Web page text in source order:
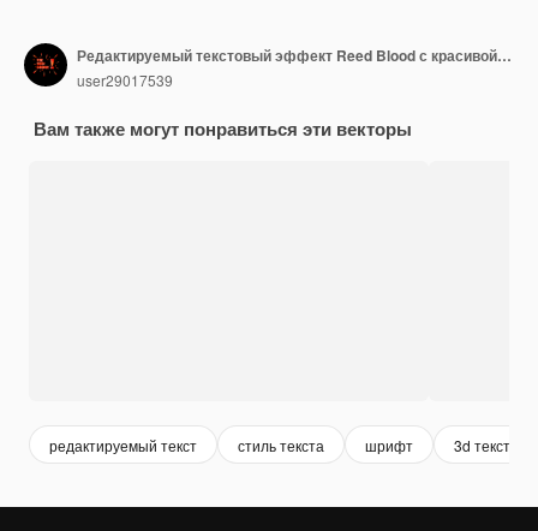
Редактируемый текстовый эффект Reed Blood с красивой цветовой комбинацией для плаката или публикации в социальных сетях
user29017539
Вам также могут понравиться эти векторы
редактируемый текст стиль текста шрифт 3d текст